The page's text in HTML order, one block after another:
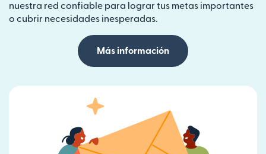
nuestra red confiable para lograr tus metas importantes
o cubrir necesidades inesperadas.
Más información